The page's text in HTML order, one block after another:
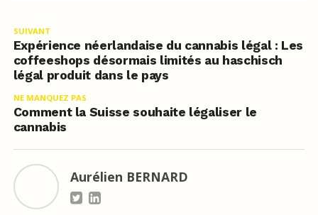
SUIVANT
Expérience néerlandaise du cannabis légal : Les
coffeeshops désormais limités au haschisch
légal produit dans le pays
NE MANQUEZ PAS
Comment la Suisse souhaite légaliser le
cannabis
Aurélien BERNARD